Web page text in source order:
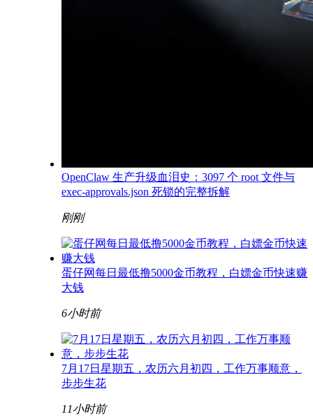
OpenClaw 生产升级血泪史：3097 个 root 文件与
exec-approvals.json 死锁的完整拆解
刚刚
蛋仔网每日最低撸5000金币教程，白嫖金币快速赚
大钱
6小时前
7月17日星期五，农历六月初四，工作万事顺意，
步步生花
11小时前